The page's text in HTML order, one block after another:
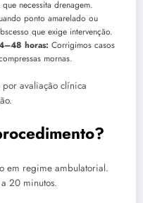
necessita drenagem.
ponto amarelado ou
que exige intervenção.
horas: Corrigimos casos
mornas.
avaliação clínica
em regime ambulatorial.
20 minutos.